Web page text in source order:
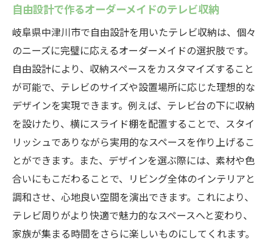
岐阜県中津川市で自由設計を使った機能的なテ
レビ収納
中津川市の家にぴったりの収納デザイン
地域特有のニーズに応じた収納アイデア
季節ごとの収納スペースの工夫
家族全員が使いやすい収納配置
中津川市の自然素材を活かした収納
自由設計で叶える快適な生活空間
自由設計で実現する家族全員が満足するテレビ
周りの収納アイデア
家族の意見を反映した収納プランニング
趣味を楽しむ収納スペースの提案
自由設計で作るオーダーメイドのテレビ収納
岐阜県中津川市で自由設計を用いたテレビ収納は、個々
のニーズに完璧に応えるオーダーメイドの選択肢です。
自由設計により、収納スペースをカスタマイズすること
が可能で、テレビのサイズや設置場所に応じた理想的な
デザインを実現できます。例えば、テレビ台の下に収納
を設けたり、横にスライド棚を配置することで、スタイ
リッシュでありながら実用的なスペースを作り上げるこ
とができます。また、デザインを選ぶ際には、素材や色
合いにもこだわることで、リビング全体のインテリアと
調和させ、心地良い空間を演出できます。これにより、
テレビ周りがより快適で魅力的なスペースへと変わり、
家族が集まる時間をさらに楽しいものにしてくれます。